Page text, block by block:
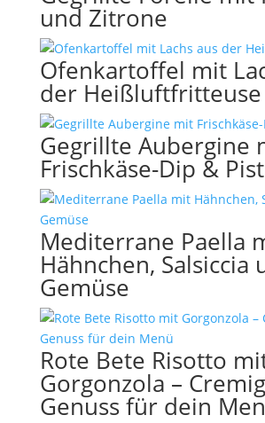
und Zitrone
Ofenkartoffel mit
der Heißluftfritteuse
Gegrillte Aubergine
Frischkäse-Dip &
Mediterrane Paella
Hähnchen, Salsiccia
Gemüse
Rote Bete Risotto
Gorgonzola –
Genuss für dein